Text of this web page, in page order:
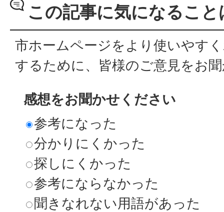
この記事に気になるこ
市ホームページをより使いやす
するために、皆様のご意見をお
感想をお聞かせください
参考になった
分かりにくかった
探しにくかった
参考にならなかった
聞きなれない用語があった